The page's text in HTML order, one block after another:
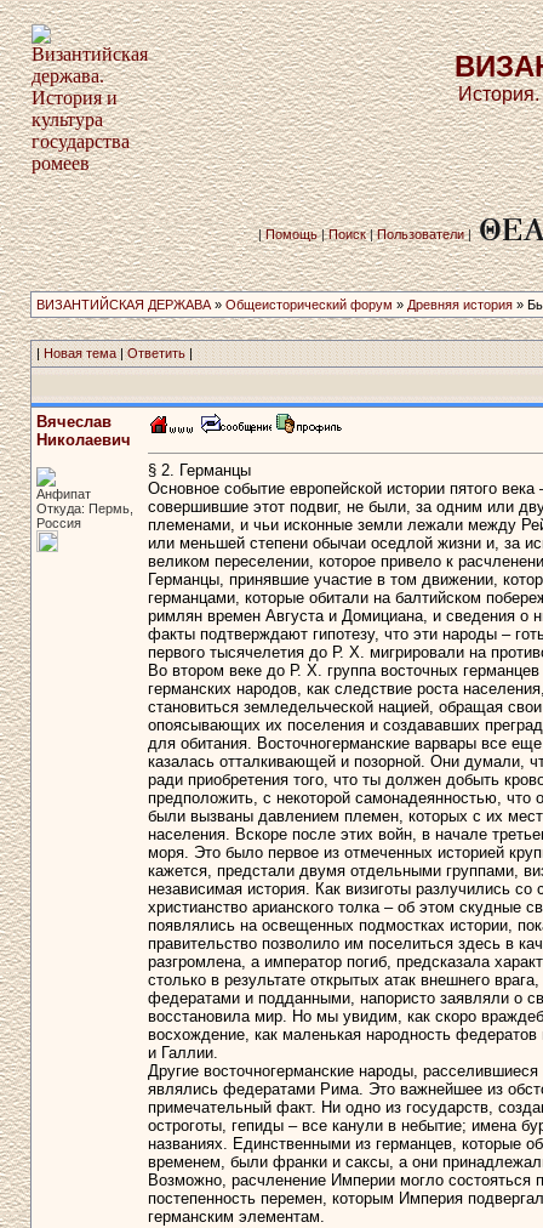
|Помощь|Поиск|Пользователи|
ВИЗАНТИЙСКАЯ ДЕРЖАВА» Общеисторический форум » Древняя история»
| Новая тема|Ответить|
Вячеслав
Николаевич
Анфипат
Откуда: Пермь,
Россия
§ 2. Германцы
Основное событие европейской истории пятого
совершившие этот подвиг, не были, за одним или
племенами, и чьи исконные земли лежали между
или меньшей степени обычаи оседлой жизни и, за
великом переселении, которое привело к
Германцы, принявшие участие в том движении,
германцами, которые обитали на балтийском
римлян времен Августа и Домициана, и сведения о
факты подтверждают гипотезу, что эти народы –
первого тысячелетия до Р. Х. мигрировали на
Во втором веке до Р. Х. группа восточных
германских народов, как следствие роста
становиться земледельческой нацией, обращая
опоясывающих их поселения и создававших
для обитания. Восточногерманские варвары все
казалась отталкивающей и позорной. Они думали,
ради приобретения того, что ты должен добыть
предположить, с некоторой самонадеянностью,
были вызваны давлением племен, которых с их
населения. Вскоре после этих войн, в начале
моря. Это было первое из отмеченных историей
кажется, предстали двумя отдельными группами,
независимая история. Как визиготы разлучились
христианство арианского толка – об этом скудные
появлялись на освещенных подмостках истории,
правительство позволило им поселиться здесь в
разгромлена, а император погиб, предсказала
столько в результате открытых атак внешнего
федератами и подданными, напористо заявляли о
восстановила мир. Но мы увидим, как скоро
восхождение, как маленькая народность
и Галлии.
Другие восточногерманские народы,
являлись федератами Рима. Это важнейшее из
примечательный факт. Ни одно из государств,
остроготы, гепиды – все канули в небытие; имена
названиях. Единственными из германцев, которые
временем, были франки и саксы, а они
Возможно, расчленение Империи могло состояться
постепенность перемен, которым Империя
германским элементам.